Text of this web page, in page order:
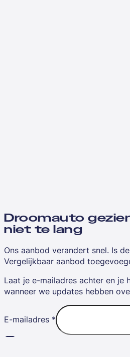
Droomauto
niet te lang
Ons aanbod verandert snel. Is
Vergelijkbaar aanbod
Laat je e-mailadres achter en je
wanneer we updates hebben
E-mailadres *